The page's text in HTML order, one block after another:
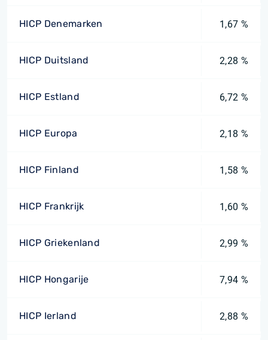
HICP Denemarken 1,67 %
HICP Duitsland 2,28 %
HICP Estland 6,72 %
HICP Europa 2,18 %
HICP Finland 1,58 %
HICP Frankrijk 1,60 %
HICP Griekenland 2,99 %
HICP Hongarije 7,94 %
HICP Ierland 2,88 %